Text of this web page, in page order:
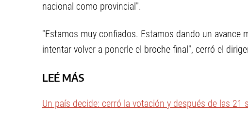
nacional como provincial".
"Estamos muy confiados. Estamos dando un avance
intentar volver a ponerle el broche final", cerró el
LEÉ MÁS
Un país decide: cerró la votación y después de las